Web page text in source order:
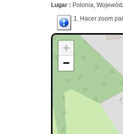
Lugar : Polonia,
1. Hacer zoom
+
−